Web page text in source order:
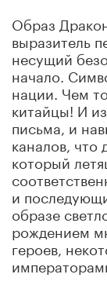
Образ
выразитель
несущий
начало.
нации. Чем
китайцы! И
письма, и
каналов, что
который
и
образе
рождением
героев,